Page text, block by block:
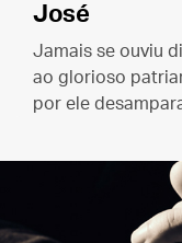
José
Jamais se ouviu
ao glorioso
por ele